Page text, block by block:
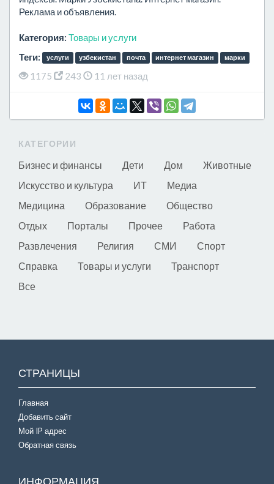
Реклама и объявления.
Категория: Товары и услуги
Теги:
услуги узбекистан почта интернет магазин марки
1175 243 11 лет назад
КАТЕГОРИИ
Бизнес и финансы Дети Дом
Животные
Искусство и культура
ИТ
Медиа
Медицина
Образование
Общество
Отдых
Порталы Прочее
Работа
Развлечения
Религия СМИ
Спорт
Справка
Товары и услуги
Транспорт
Все
СТРАНИЦЫ
Главная
Добавить сайт
Мой IP адрес
Обратная связь
ИНФОРМАЦИЯ